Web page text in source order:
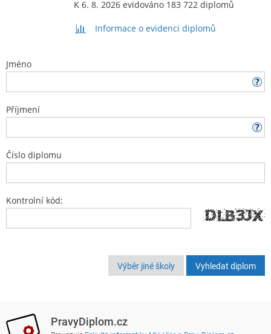
K 6. 8. 2026 evidováno 183 722 diplomů
Informace o evidenci diplomů
Jméno
Příjmení
Číslo diplomu
Kontrolní kód:
Výběr jiné školy
PravyDiplom.cz